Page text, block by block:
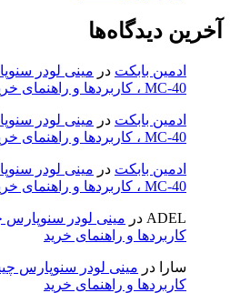
آخرین دیدگاه‌ها
ادمین بابکت در
MC-40 ، کاربردها و راهنمای خرید
ادمین بابکت در
MC-40 ، کاربردها و راهنمای خرید
ادمین بابکت در
MC-40 ، کاربردها و راهنمای خرید
ADEL در
کاربردها و راهنمای خرید
سارا در
کاربردها و راهنمای خرید